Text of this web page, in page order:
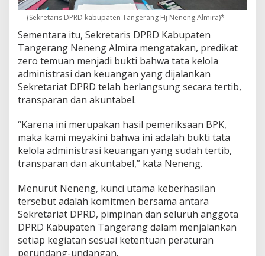
(Sekretaris DPRD kabupaten Tangerang Hj Neneng Almira)*
Sementara itu, Sekretaris DPRD Kabupaten
Tangerang Neneng Almira mengatakan, predikat
zero temuan menjadi bukti bahwa tata kelola
administrasi dan keuangan yang dijalankan
Sekretariat DPRD telah berlangsung secara tertib,
transparan dan akuntabel.
“Karena ini merupakan hasil pemeriksaan BPK,
maka kami meyakini bahwa ini adalah bukti tata
kelola administrasi keuangan yang sudah tertib,
transparan dan akuntabel,” kata Neneng.
Menurut Neneng, kunci utama keberhasilan
tersebut adalah komitmen bersama antara
Sekretariat DPRD, pimpinan dan seluruh anggota
DPRD Kabupaten Tangerang dalam menjalankan
setiap kegiatan sesuai ketentuan peraturan
perundang-undangan.